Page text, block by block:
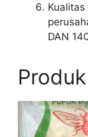
DAN